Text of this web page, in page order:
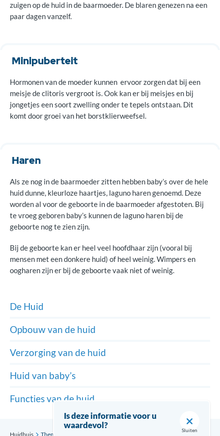
zuigen op de huid in de baarmoeder. De blaren genezen na een
paar dagen vanzelf.
Minipuberteit
Hormonen van de moeder kunnen ervoor zorgen dat bij een
meisje de clitoris vergroot is. Ook kan er bij meisjes en bij
jongetjes een soort zwelling onder te tepels ontstaan. Dit
komt door groei van het borstklierweefsel.
Haren
Als ze nog in de baarmoeder zitten hebben baby’s over de hele
huid dunne, kleurloze haartjes, laguno haren genoemd. Deze
worden al voor de geboorte in de baarmoeder afgestoten. Bij
te vroeg geboren baby’s kunnen de laguno haren bij de
geboorte nog te zien zijn.
Bij de geboorte kan er heel veel hoofdhaar zijn (vooral bij
mensen met een donkere huid) of heel weinig. Wimpers en
oogharen zijn er bij de geboorte vaak niet of weinig.
Huidhuis Thema’s
De Huid
Opbouw van de huid
Verzorging van de huid
Huid van baby’s
Functies van de huid
Is deze informatie voor u
waardevol?
Sluiten